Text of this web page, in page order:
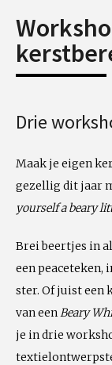
Drie
Maak je eigen
gezellig dit jaar
yourself a beary
Brei beertjes in
een peaceteken,
ster. Of juist een
van eenBeary
je in drie